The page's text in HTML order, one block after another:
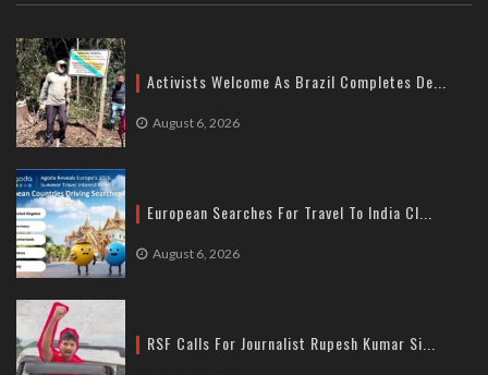
Activists Welcome As Brazil Completes De...
August 6, 2026
European Searches For Travel To India Cl...
August 6, 2026
RSF Calls For Journalist Rupesh Kumar Si...